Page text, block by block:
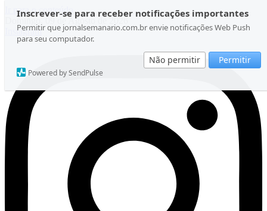
Inscrever-se para receber notificações importantes
Permitir que jornalsemanario.com.br envie notificações Web Push
para seu computador.
Não permitir Permitir
Powered by SendPulse
Ir para o conteúdo
Domingo, 09 de Agosto de 2026
Instagram